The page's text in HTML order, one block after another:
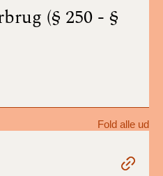
(§ 250 - §
Fold alle ud